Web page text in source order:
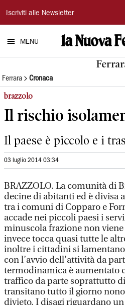
La
Nuova
Ferrara
Iscriviti alle Newsletter
MENU
Ferrara Cronaca
brazzolo
Il rischio
Il paese è piccolo e i
03 luglio 2014 03:34
BRAZZOLO. La comunità di
decine di abitanti ed è divisa
tra i comuni di Copparo e
accade nei piccoli paesi i
minuscola frazione non
invece tocca quasi tutte le
inoltre i cittadini si
con l’avvio dell’attività da
termodinamica è aumentato
traffico da parte soprattutto
transitano tutto il giorno
divieto. I disagi riguardano